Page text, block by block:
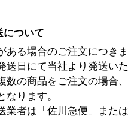
について
ある場合のご注文につき
送日にて当社より発送い
数の商品をご注文の場合
なります。
業者は「佐川急便」また